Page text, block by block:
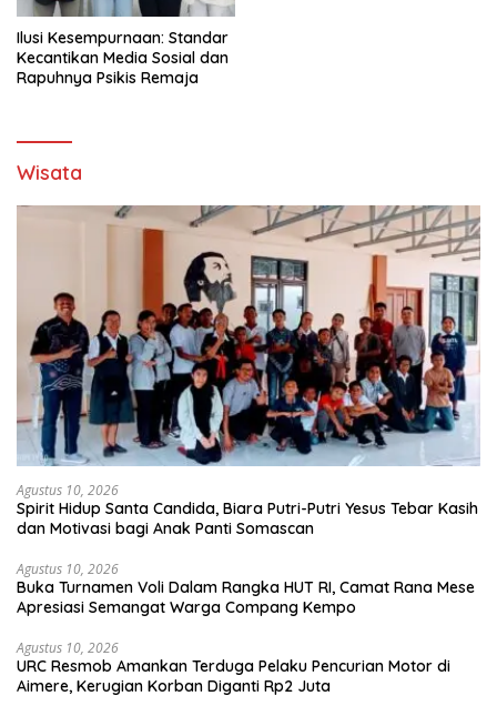
Ilusi Kesempurnaan: Standar
Kecantikan Media Sosial dan
Rapuhnya Psikis Remaja
Wisata
Agustus 10, 2026
Spirit Hidup Santa Candida, Biara Putri-Putri Yesus Tebar Kasih
dan Motivasi bagi Anak Panti Somascan
Agustus 10, 2026
Buka Turnamen Voli Dalam Rangka HUT RI, Camat Rana Mese
Apresiasi Semangat Warga Compang Kempo
Agustus 10, 2026
URC Resmob Amankan Terduga Pelaku Pencurian Motor di
Aimere, Kerugian Korban Diganti Rp2 Juta